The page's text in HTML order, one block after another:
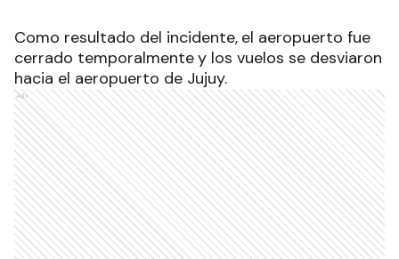
Como resultado del incidente, el aeropuerto fue
cerrado temporalmentey los vuelos se desviaron
hacia el aeropuerto de Jujuy.
Ads